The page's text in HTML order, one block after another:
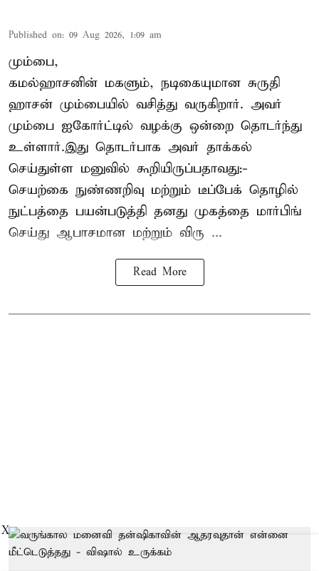
Published on: 09 Aug 2026, 1:09 am
மும்பை,
கமல்ஹாசனின் மகளும், நடிகையுமான சுருதி
ஹாசன் மும்பையில் வசித்து வருகிறார். அவர்
மும்பை ஐகோர்ட்டில் வழக்கு ஒன்றை தொடர்ந்து
உள்ளார்.இது தொடர்பாக அவர் தாக்கல்
செய்துள்ள மனுவில் கூறியிருப்பதாவது:-
செயற்கை நுண்ணறிவு மற்றும் டீப்பேக் தொழில்
நுட்பத்தை பயன்படுத்தி தனது முகத்தை மார்பிங்
செய்து ஆபாசமான மற்றும் விரு ...
Read More
X